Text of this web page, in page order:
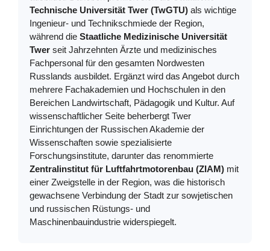
Technische Universität Twer (TwGTU) als wichtige
Ingenieur- und Technikschmiede der Region,
während dieStaatliche Medizinische Universität
Twer seit Jahrzehnten Ärzte und medizinisches
Fachpersonal für den gesamten Nordwesten
Russlands ausbildet. Ergänzt wird das Angebot durch
mehrere Fachakademien und Hochschulen in den
Bereichen Landwirtschaft, Pädagogik und Kultur. Auf
wissenschaftlicher Seite beherbergt Twer
Einrichtungen der Russischen Akademie der
Wissenschaften sowie spezialisierte
Forschungsinstitute, darunter das renommierte
Zentralinstitut für Luftfahrtmotorenbau (ZIAM) mit
einer Zweigstelle in der Region, was die historisch
gewachsene Verbindung der Stadt zur sowjetischen
und russischen Rüstungs- und
Maschinenbauindustrie widerspiegelt.